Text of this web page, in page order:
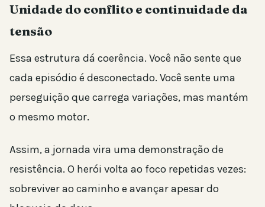
Unidade do conflito e continuidade da
tensão
Essa estrutura dá coerência. Você não sente que
cada episódio é desconectado. Você sente uma
perseguição que carrega variações, mas mantém
o mesmo motor.
Assim, a jornada vira uma demonstração de
resistência. O herói volta ao foco repetidas vezes:
sobreviver ao caminho e avançar apesar do